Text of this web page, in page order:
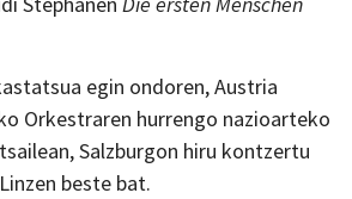
egin ondoren, Austria
Orkestraren hurrengo nazioarteko
Salzburgon hiru kontzertu
beste bat.